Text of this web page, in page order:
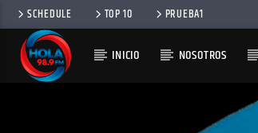
SCHEDULE TOP 10 PRUEBA1
INICIO NOSOTROS